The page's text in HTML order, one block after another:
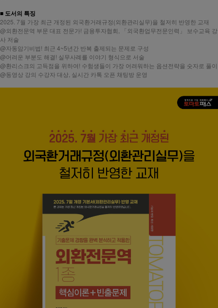
■ 도서의 특징
2025. 7월 가장 최근 개정된 외국환거래규정(외환관리실무)을 철저히 반영한 교재
@외환전문역 부문 대표 전문가! 금융투자협회, 「외국환업무전문인력」 보수교육 강
사 저술
@자동암기비법! 최근 4~5년간 반복 출제되는 문제로 구성
@어려운 부분도 해결! 실무사례를 이야기 형식으로 서술
@환리스크의 고득점을 위하여! 수험생들이 가장 어려워하는 옵션전략을 숫자로 풀이
@동영상 강의 수강자 대상, 실시간 카톡 오픈 채팅방 운영